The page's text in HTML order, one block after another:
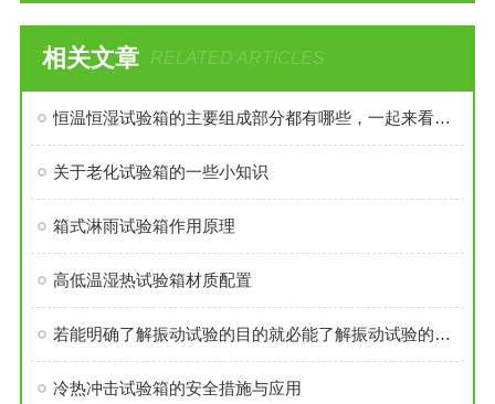
相关文章 RELATED ARTICLES
恒温恒湿试验箱的主要组成部分都有哪些，一起来看看吧
关于老化试验箱的一些小知识
箱式淋雨试验箱作用原理
高低温湿热试验箱材质配置
若能明确了解振动试验的目的就必能了解振动试验的必要性
冷热冲击试验箱的安全措施与应用